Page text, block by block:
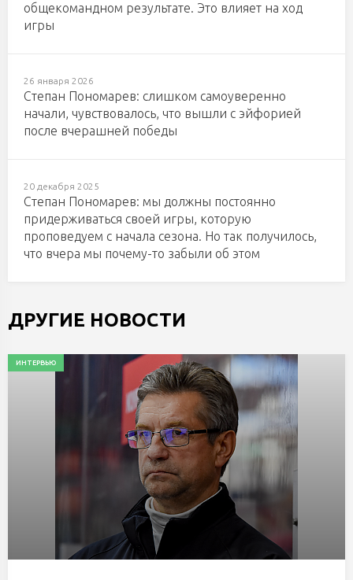
общекомандном результате. Это влияет на ход
игры
26 января 2026
Степан Пономарев: слишком самоуверенно
начали, чувствовалось, что вышли с эйфорией
после вчерашней победы
20 декабря 2025
Степан Пономарев: мы должны постоянно
придерживаться своей игры, которую
проповедуем с начала сезона. Но так получилось,
что вчера мы почему-то забыли об этом
ДРУГИЕ НОВОСТИ
ИНТЕРВЬЮ